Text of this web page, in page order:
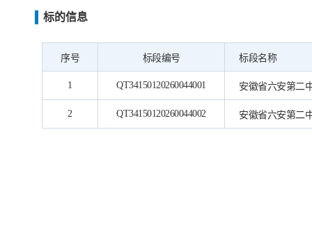
标的信息
序号 标段编号 标段名称
1 QT34150120260044001 安徽省六安第二
2 QT34150120260044002 安徽省六安第二